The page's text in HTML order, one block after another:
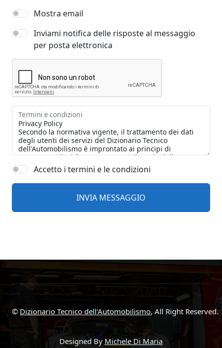
Mostra email
Inviami notifica delle risposte al messaggio
per posta elettronica
Termini e condizioni
Accetto i termini e le condizioni
© Dizionario Tecnico dell'Automobilismo, All Right Reserved.
Designed By Michele Di Maria